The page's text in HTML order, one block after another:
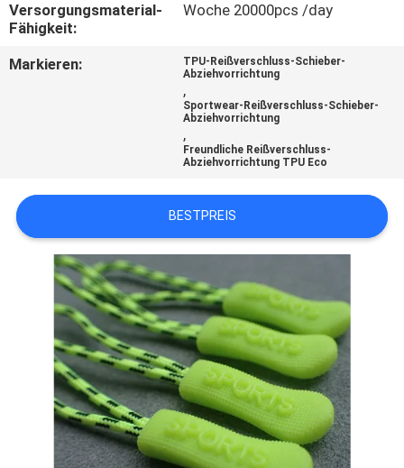
IN
VERBINDUNG
SITEMAP
PRIVACY
POLICY
Versorgungsmaterial-
Fähigkeit:
Woche 20000pcs /day
Markieren:
TPU-Reißverschluss-Schieber-
Abziehvorrichtung
,
Sportwear-Reißverschluss-Schieber-
Abziehvorrichtung
,
Freundliche Reißverschluss-
Abziehvorrichtung TPU Eco
BESTPREIS